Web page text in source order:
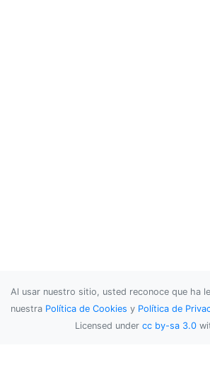
Al usar nuestro sitio, usted reconoce que ha
nuestra Política de Cookies y Política de
Licensed under cc by-sa 3.0